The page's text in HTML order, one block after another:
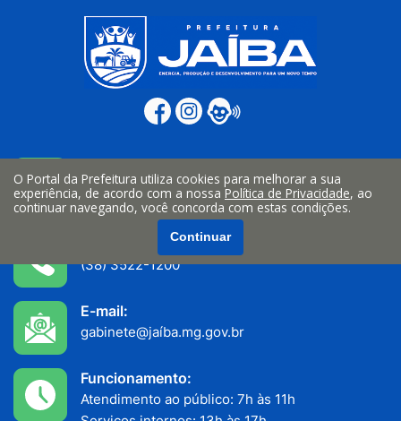
Av. João Teixeira Filho n° 335, Centro
Jaiba/MG - CEP: 39508-000
(38) 3522-1200
E-mail:
gabinete@jaíba.mg.gov.br
Funcionamento:
Atendimento ao público: 7h às 11h
O Portal da Prefeitura utiliza cookies para melhorar a sua
experiência, de acordo com a nossaPolítica de Privacidade, ao
continuar navegando, você concorda com estas condições.
Continuar